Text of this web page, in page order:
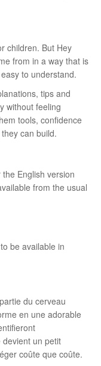
children. But Hey
from in a way that is
to understand.
tips and
without feeling
tools, confidence
can build.
English version
from the usual
be available in
du cerveau
en une adorable
devient un petit
coûte que coûte.